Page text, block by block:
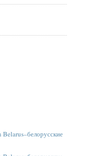
Belarus–белорусские